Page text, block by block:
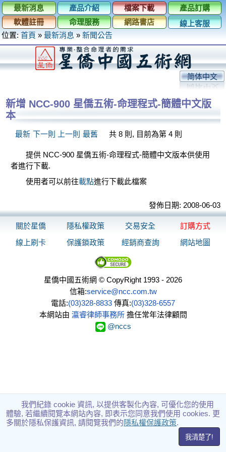
最新消息 產品介紹 檔案下載
產品訂購
軟體註冊
命理服務 網路書店
線上客服
位置: 首頁 » 最新消息 » 新聞公告
简体中文
新增 NCC-900 星僑五術-命理程式-簡體中文版
本
最新 下一則 上一則 最舊 共 8 則, 目前為第 4 則
提供 NCC-900 星僑五術-命理程式-簡體中文版本供使用
者進行下載.
使用者可以前往載點進行下載此檔案
發佈日期: 2008-06-03
關於星僑 隱私權政策 交易安全
訂購方式
線上刷卡
保護鎖政策 經銷商查詢 網站地圖
星僑中國五術網 © CopyRight 1993 - 2026
信箱:service@ncc.com.tw
電話:(03)328-8833 傳真:(03)328-6557
本網站由 瀛睿律師事務所擔任常年法律顧問
@nccs
我們紀錄 cookie 資訊, 以提供客製化內容, 可優化您的使用
體驗, 若繼續閱覽本網站內容, 即表示您同意我們使用 cookies. 更
多關於隱私保護資訊, 請閱覽我們的隱私權保護政策.
我清楚了!